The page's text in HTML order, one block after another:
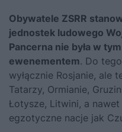
Obywatele ZSRR
jednostek ludowego
Pancerna nie była w
ewenementem. Do
wyłącznie Rosjanie, ale
Tatarzy, Ormianie,
Łotysze, Litwini, a
egzotyczne nacje jak